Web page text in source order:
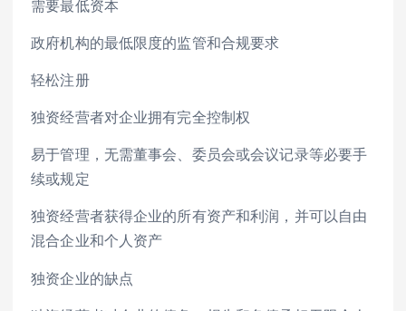
需要最低资本
政府机构的最低限度的监管和合规要求
轻松注册
独资经营者对企业拥有完全控制权
易于管理，无需董事会、委员会或会议记录等必要手
续或规定
独资经营者获得企业的所有资产和利润，并可以自由
混合企业和个人资产
独资企业的缺点